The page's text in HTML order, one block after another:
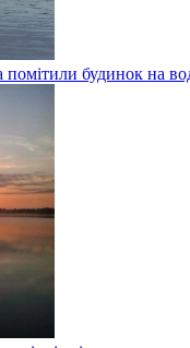
будинок на